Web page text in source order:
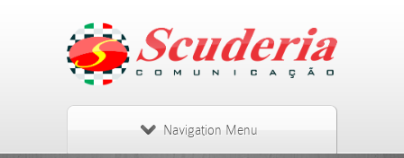
Navigation Menu